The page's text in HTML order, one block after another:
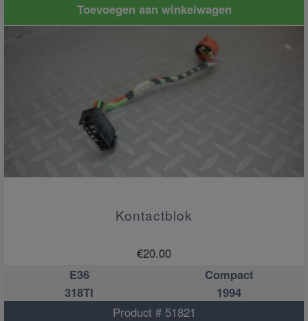
Toevoegen aan winkelwagen
Kontactblok
€20.00
E36
Compact
318TI
1994
Product # 51821